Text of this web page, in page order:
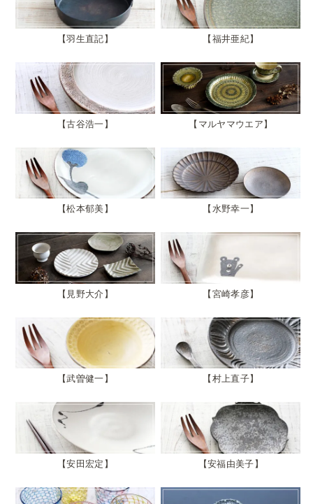
羽生直記 福井亜紀
古谷浩一 マルヤマウエア
松本郁美 水野幸一
見野大介 宮崎孝彦
武曽健一 村上直子
安田宏定 安福由美子